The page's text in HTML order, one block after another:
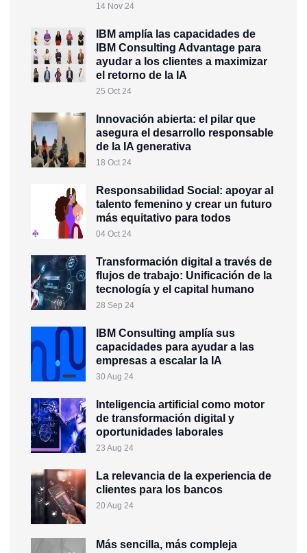
14 Nov 24
IBM amplía las capacidades de
IBM Consulting Advantage para
ayudar a los clientes a maximizar
el retorno de la IA
25 Oct 24
Innovación abierta: el pilar que
asegura el desarrollo responsable
de la IA generativa
18 Oct 24
Responsabilidad Social: apoyar al
talento femenino y crear un futuro
más equitativo para todos
04 Oct 24
Transformación digital a través de
flujos de trabajo: Unificación de la
tecnología y el capital humano
28 Sep 24
IBM Consulting amplía sus
capacidades para ayudar a las
empresas a escalar la IA
30 Aug 24
Inteligencia artificial como motor
de transformación digital y
oportunidades laborales
23 Aug 24
La relevancia de la experiencia de
clientes para los bancos
20 Aug 24
Más sencilla, más compleja